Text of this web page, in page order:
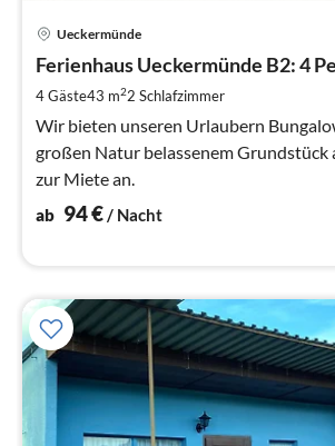
Ueckermünde
Ferienhaus Ueckermünde B2: 4
4 Gäste43 m22 Schlafzimmer
Wir bieten unseren Urlaubern
großen Natur belassenem Grundstück
zur Miete an.
ab 94€ / Nacht